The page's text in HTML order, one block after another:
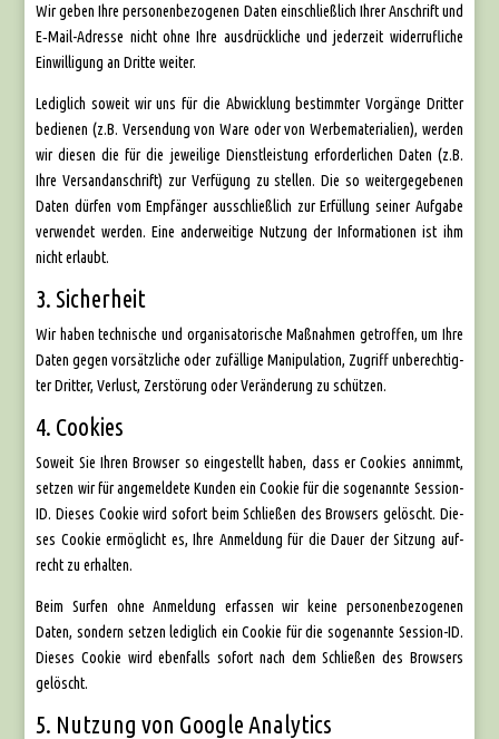
Wir geben Ihre per­so­nen­be­zo­ge­nen Daten ein­schließ­lich Ihrer Anschrift und
E‑Mail-Adres­se nicht ohne Ihre aus­drück­li­che und jeder­zeit wider­ruf­li­che
Ein­wil­li­gung an Drit­te wei­ter.
Ledig­lich soweit wir uns für die Abwick­lung bestimm­ter Vor­gän­ge Drit­ter
bedie­nen (z.B. Ver­sen­dung von Ware oder von Wer­be­ma­te­ria­li­en), wer­den
wir die­sen die für die jewei­li­ge Dienst­leis­tung erfor­der­li­chen Daten (z.B.
Ihre Ver­sand­an­schrift) zur Ver­fü­gung zu stel­len. Die so wei­ter­ge­ge­be­nen
Daten dür­fen vom Emp­fän­ger aus­schließ­lich zur Erfül­lung sei­ner Auf­ga­be
ver­wen­det wer­den. Eine ander­wei­ti­ge Nut­zung der Infor­ma­tio­nen ist ihm
nicht erlaubt.
3. Sicherheit
Wir haben tech­ni­sche und orga­ni­sa­to­ri­sche Maß­nah­men getrof­fen, um Ihre
Daten gegen vor­sätz­li­che oder zufäl­li­ge Mani­pu­la­ti­on, Zugriff unbe­rech­tig­
ter Drit­ter, Ver­lust, Zer­stö­rung oder Ver­än­de­rung zu schüt­zen.
4. Cookies
Soweit Sie Ihren Brow­ser so ein­ge­stellt haben, dass er Coo­kies annimmt,
set­zen wir für ange­mel­de­te Kun­den ein Coo­kie für die soge­nann­te Ses­si­on-
ID. Die­ses Coo­kie wird sofort beim Schlie­ßen des Brow­sers gelöscht. Die­
ses Coo­kie ermög­licht es, Ihre Anmel­dung für die Dau­er der Sit­zung auf­
recht zu erhal­ten.
Beim Sur­fen ohne Anmel­dung erfas­sen wir kei­ne per­so­nen­be­zo­ge­nen
Daten, son­dern set­zen ledig­lich ein Coo­kie für die soge­nann­te Ses­si­on-ID.
Die­ses Coo­kie wird eben­falls sofort nach dem Schlie­ßen des Brow­sers
gelöscht.
5. Nutzung von Google Analytics